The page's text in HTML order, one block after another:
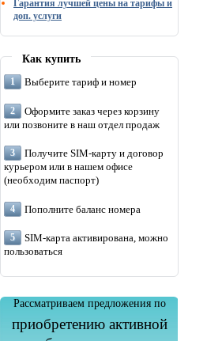
Гарантия лучшей цены на тарифы и
доп. услуги
Как купить
Выберите тариф и номер
Оформите заказ через корзину
или позвоните в наш отдел продаж
Получите SIM-карту и договор
курьером или в нашем офисе
(необходим паспорт)
Пополните баланс номера
SIM-карта активирована, можно
пользоваться
Рассматриваем предложения по
приобретению активной